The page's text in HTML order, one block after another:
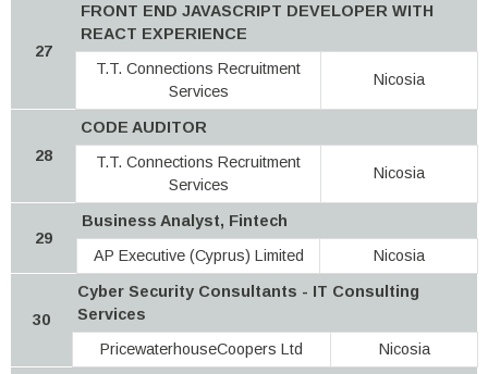
27
FRONT END JAVASCRIPT DEVELOPER WITH
REACT EXPERIENCE
T.T. Connections Recruitment
Services
Nicosia
28
CODE AUDITOR
T.T. Connections Recruitment
Services
Nicosia
29
Business Analyst, Fintech
AP Executive (Cyprus) Limited
Nicosia
30
Cyber Security Consultants - IT Consulting
Services
PricewaterhouseCoopers Ltd
Nicosia